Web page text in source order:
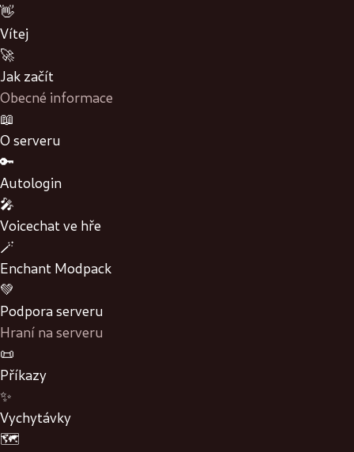
👋
Vítej
🚀
Jak začít
Obecné informace
📖
O serveru
🔑
Autologin
🎤
Voicechat ve hře
🪄
Enchant Modpack
💚
Podpora serveru
Hraní na serveru
📜
Příkazy
✨
Vychytávky
🗺️